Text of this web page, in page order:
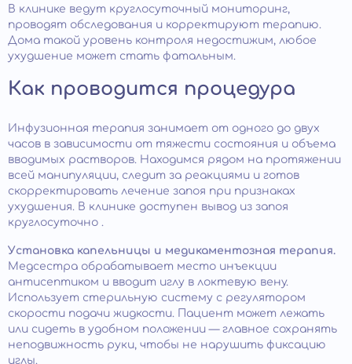
В клинике ведут круглосуточный мониторинг,
проводят обследования и корректируют терапию.
Дома такой уровень контроля недостижим, любое
ухудшение может стать фатальным.
Как проводится процедура
Инфузионная терапия занимает от одного до двух
часов в зависимости от тяжести состояния и объема
вводимых растворов. Находимся рядом на протяжении
всей манипуляции, следит за реакциями и готов
скорректировать лечение запоя при признаках
ухудшения. В клинике доступен вывод из запоя
круглосуточно .
Установка капельницы и медикаментозная терапия.
Медсестра обрабатывает место инъекции
антисептиком и вводит иглу в локтевую вену.
Использует стерильную систему с регулятором
скорости подачи жидкости. Пациент может лежать
или сидеть в удобном положении — главное сохранять
неподвижность руки, чтобы не нарушить фиксацию
иглы.